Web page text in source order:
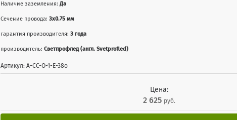
Наличие заземления:Да
Сечение провода: 3х0.75 мм
гарантия производителя: 3 года
производитель: Светпрофлед (англ. Svetprofled)
Артикул: А-СС-О-1-Е-38о
Цена:
2 625 руб.